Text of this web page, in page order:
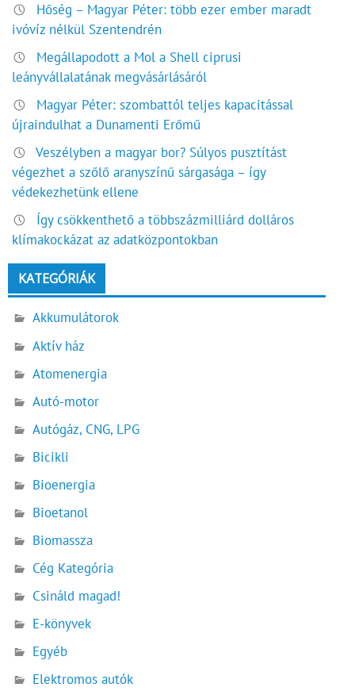
Hőség – Magyar Péter: több ezer ember maradt
ivóvíz nélkül Szentendrén
Megállapodott a Mol a Shell ciprusi
leányvállalatának megvásárlásáról
Magyar Péter: szombattól teljes kapacitással
újraindulhat a Dunamenti Erőmű
Veszélyben a magyar bor? Súlyos pusztítást
végezhet a szőlő aranyszínű sárgasága – így
védekezhetünk ellene
Így csökkenthető a többszázmilliárd dolláros
klímakockázat az adatközpontokban
KATEGÓRIÁK
Akkumulátorok
Aktív ház
Atomenergia
Autó-motor
Autógáz, CNG, LPG
Bicikli
Bioenergia
Bioetanol
Biomassza
Cég Kategória
Csináld magad!
E-könyvek
Egyéb
Elektromos autók